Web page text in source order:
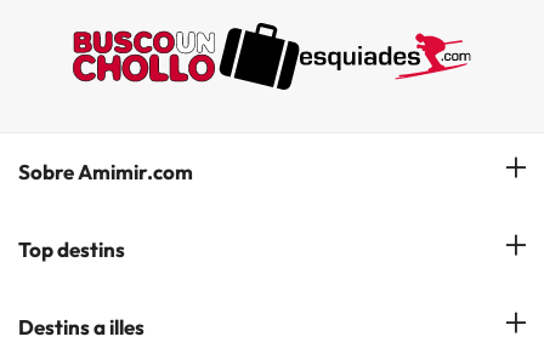
Sobre Amimir.com
¿Qui som?
Opinions
Top destins
Hotels a Salou
Destins a illes